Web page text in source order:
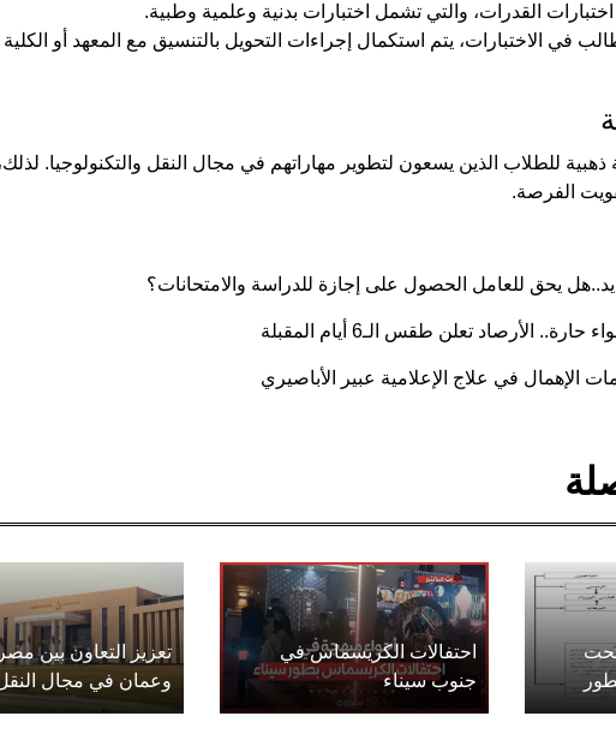
اختبارات القدرات، والتي تشمل اختبارات بدنية وعلمية وطبية.
في الاختبارات، يتم استكمال إجراءات التحويل بالتنسيق مع المعهد أو الكلية
ذهبية للطلاب الذين يسعون لتطوير مهاراتهم في مجال النقل والتكنولوجيا.
الفرصة.
يحق للعامل الحصول على إجازة للدراسة والامتحانات؟
الأرصاد تعلن طقس الـ6 أيام المقبلة
الإهمال في علاج الإعلامية عبير الأباصيري
تحت
احتفالات الكريسماس في
جنوب سيناء
تعزيز التعاون بين مصر
وعمان في مجال